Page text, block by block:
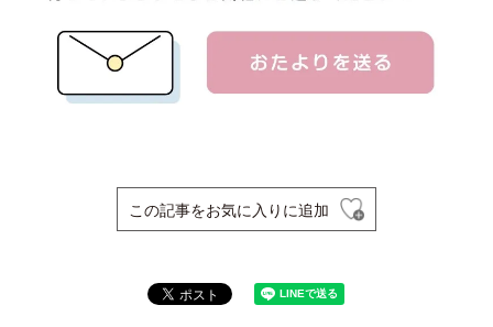
この記事をお気に入りに追加